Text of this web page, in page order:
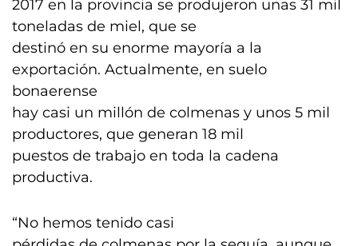
2017 en la provincia se produjeron unas 31 mil
toneladas de miel, que se
destinó en su enorme mayoría a la
exportación. Actualmente, en suelo
bonaerense
hay casi un millón de colmenas y unos 5 mil
productores, que generan 18 mil
puestos de trabajo en toda la cadena
productiva.
“No hemos tenido casi